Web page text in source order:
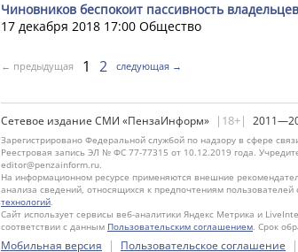
Чиновников беспокоит пассивность
17 декабря 2018 17:00 Общество
← предыдущая 1 2 следующая →
Сетевое издание СМИ «ПензаИнформ» |18+|
Зарегистрировано Федеральной службой по надзору в сфере
Реестровая запись ЭЛ № ФС 77-77315 от 10.12.2019 года.
editor@penzainform.ru.
На информационном ресурсе применяются внешние
анализа сведений, относящихся к предпочтениям
технологий.
Сайт использует сервисы веб-аналитики Яндекс Метрика и
соответствии с данным Пользовательским соглашением. Срок
Мобильная версия | Пользовательское соглашение |